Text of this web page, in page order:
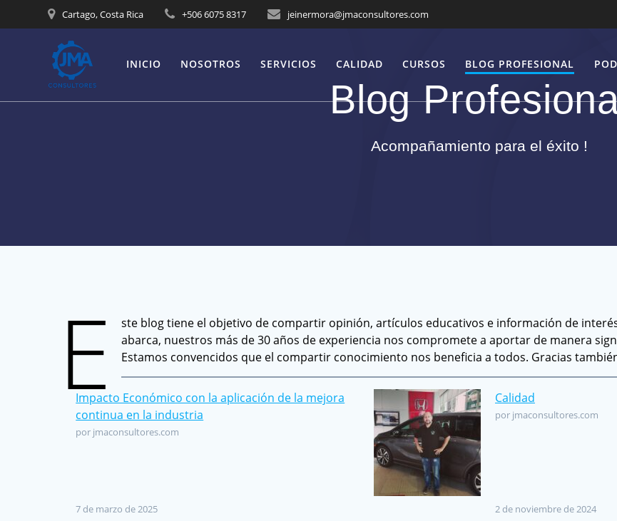
al
Cartago, Costa Rica +506 6075 8317 jeinermora@jmaconsultores.com
INICIO NOSOTROS SERVICIOS CALIDAD CURSOS BLOG PROFESIONAL
Blog
Acompañamiento para el éxito !
E
ste blog tiene el objetivo de compartir opinión, artículos educativos e información de
abarca, nuestros más de 30 años de experiencia nos compromete a aportar de manera
Estamos convencidos que el compartir conocimiento nos beneficia a todos. Gracias
Impacto Económico con la aplicación de la mejora
continua en la industria
por jmaconsultores.com
7 de marzo de 2025
Calidad
por jmaconsultores.com
2 de noviembre de 2024